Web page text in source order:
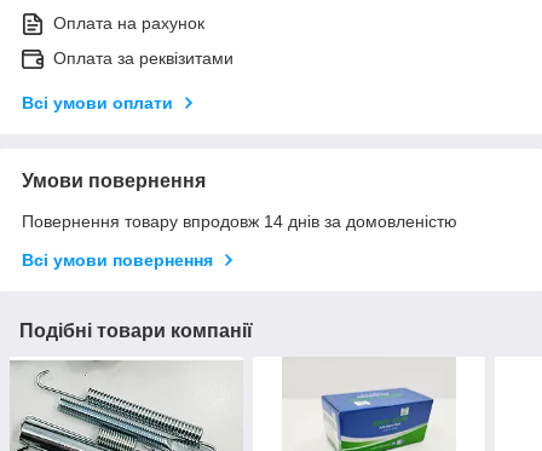
Оплата на рахунок
Оплата за реквізитами
Всі умови оплати
Умови повернення
Повернення товару впродовж 14 днів за домовленістю
Всі умови повернення
Подібні товари компанії